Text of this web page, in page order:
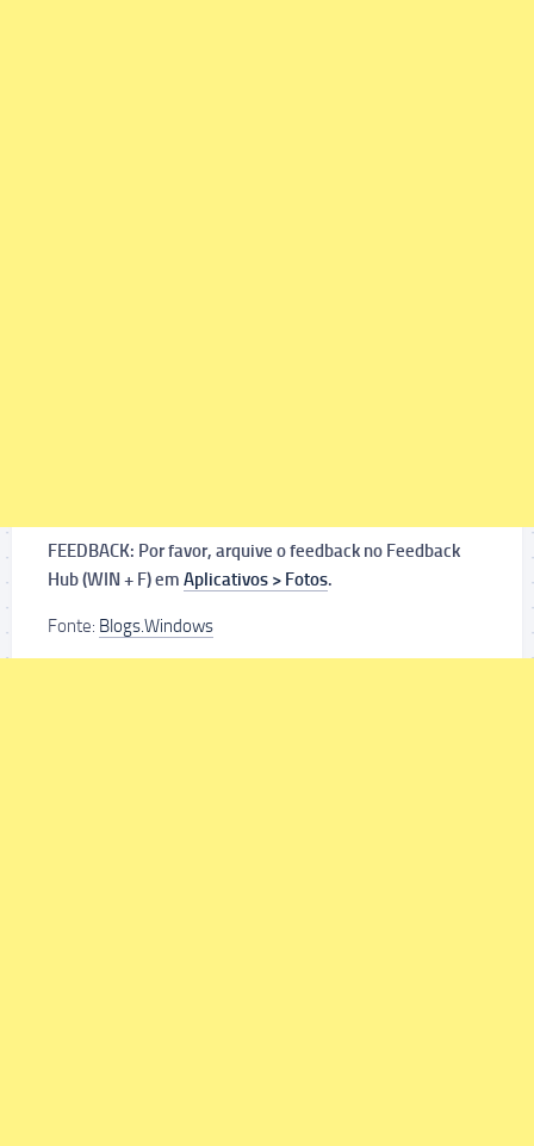
FEEDBACK: Por favor, arquive o feedback no Feedback
Hub (WIN + F) em Aplicativos > Fotos.
Fonte: Blogs.Windows